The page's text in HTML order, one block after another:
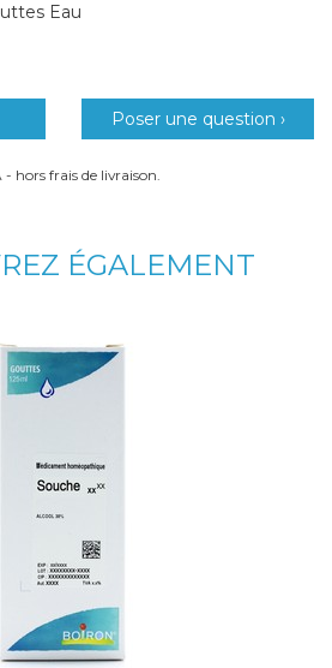
Eau
Poser une question ›
hors frais de livraison.
ÉGALEMENT